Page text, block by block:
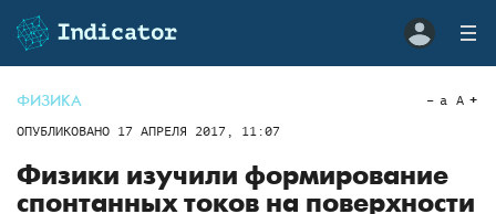
ФИЗИКА
ОПУБЛИКОВАНО 17 АПРЕЛЯ 2017, 11:07
a A
Физики изучили формирование
спонтанных токов на поверхности